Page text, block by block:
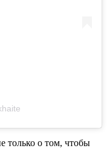
только о том, чтобы